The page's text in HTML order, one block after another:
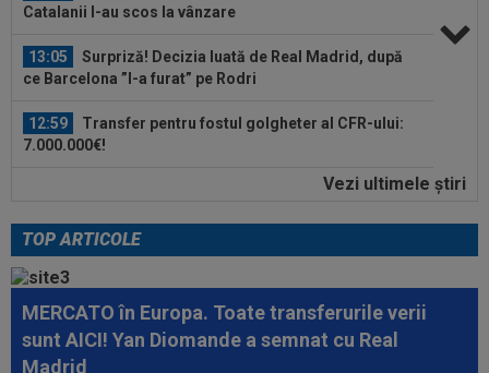
Catalanii l-au scos la vânzare
13:05
Surpriză! Decizia luată de Real Madrid, după
ce Barcelona ”l-a furat” pe Rodri
12:59
Transfer pentru fostul golgheter al CFR-ului:
7.000.000€!
Au refuzat oferta de 30.000.000 €, iar Inter mai
13:38
Cosmin Matei a fost suspendat pentru dopaj!
Verdictul final dat de TAS
13:36 EXCLUSIV
Ilie Dumitrescu a văzut ce face
Ioan Varga la CFR Cluj și n-a mai rezistat
Vezi ultimele ştiri
TOP ARTICOLE
MERCATO în Europa. Toate transferurile verii
sunt AICI! Yan Diomande a semnat cu Real
Madrid